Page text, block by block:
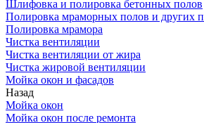
Шлифовка и полировка бетонных полов
Полировка мраморных полов и других
Полировка мрамора
Чистка вентиляции
Чистка вентиляции от жира
Чистка жировой вентиляции
Мойка окон и фасадов
Назад
Мойка окон
Мойка окон после ремонта